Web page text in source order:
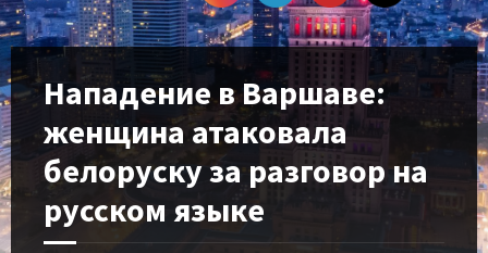
Нападение в Варшаве:
женщина атаковала
белоруску за разговор на
русском языке